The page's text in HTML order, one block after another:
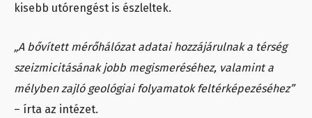
kisebb utórengést is észleltek.
„A bővített mérőhálózat adatai hozzájárulnak a térség
szeizmicitásának jobb megismeréséhez, valamint a
mélyben zajló geológiai folyamatok feltérképezéséhez”
– írta az intézet.